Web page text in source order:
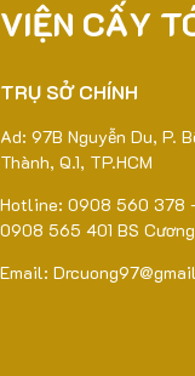
VIỆN CẤY
TRỤ SỞ CHÍNH
Ad: 97B Nguyễn Du, P.
Thành, Q.1, TP.HCM
Hotline: 0908 560 378
0908 565 401 BS
Email: